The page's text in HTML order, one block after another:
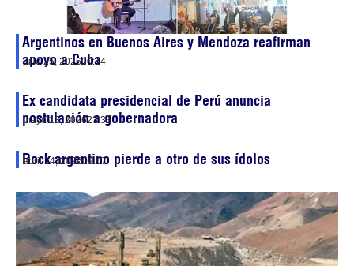
Argentinos en Buenos Aires y Mendoza reafirman
apoyo a Cuba
julio 25, 202600:14
Ex candidata presidencial de Perú anuncia
postulación a gobernadora
mayo 13, 202623:33
Rock argentino pierde a otro de sus ídolos
abril 14, 202609:07